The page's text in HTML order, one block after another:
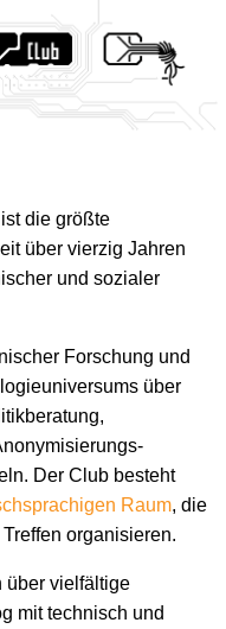
die größte
über vierzig Jahren
und sozialer
Forschung und
über
Der Club besteht
Raum, die
Treffen organisieren.
über vielfältige
mit technisch und